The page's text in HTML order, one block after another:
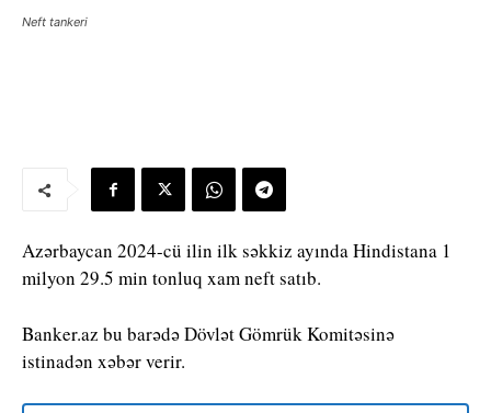
Neft tankeri
Azərbaycan 2024-cü ilin ilk səkkiz ayında Hindistana 1
milyon 29.5 min tonluq xam neft satıb.
Banker.az bu barədə Dövlət Gömrük Komitəsinə
istinadən xəbər verir.